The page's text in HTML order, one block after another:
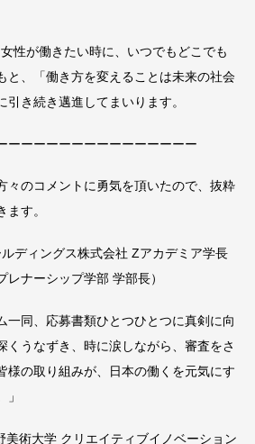
性が働きたい時に、いつでもどこでも
と、「働き方を変えることは未来の社会
引き続き邁進してまいります。
ーーーーーーーーーーーーーーー
々のコメントに勇気を頂いたので、抜粋
ます。
ディングス株式会社 Zアカデミア学長
レナーシップ学部 学部長）
一同、応募書類ひとつひとつに真剣に向
くうなずき、時に涙しながら、審査をさ
様の取り組みが、日本の働くを元気にす
美術大学 クリエイティブイノベーション